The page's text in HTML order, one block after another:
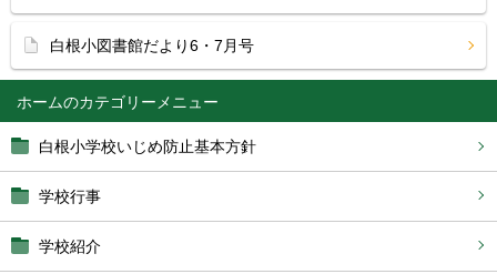
ホーム
白根小学校いじめ防止基本方針
学校行事
学校紹介
白根小図書館だより6・7月号